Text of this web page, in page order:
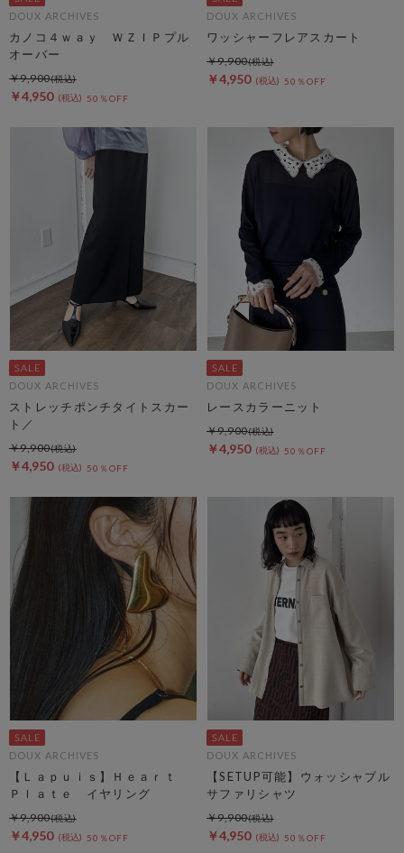
DOUX ARCHIVES
カノコ４ｗａｙ ＷＺＩＰプル
オーバー
￥4,950 50％OFF
￥9,900
DOUX ARCHIVES
ワッシャーフレアスカート
￥4,950 50％OFF
￥9,900
DOUX ARCHIVES
ストレッチポンチタイトスカー
ト／
￥4,950 50％OFF
￥9,900
DOUX ARCHIVES
レースカラーニット
￥4,950 50％OFF
￥9,900
DOUX ARCHIVES
【Ｌａｐｕｉｓ】Ｈｅａｒｔ
Ｐｌａｔｅ イヤリング
￥4,950 50％OFF
￥9,900
DOUX ARCHIVES
【SETUP可能】ウォッシャブル
サファリシャツ
￥4,950 50％OFF
￥9,900